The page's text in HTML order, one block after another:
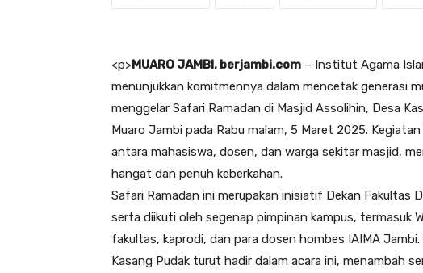
<p>MUARO JAMBI, berjambi.com – Institut Agama
menunjukkan komitmennya dalam mencetak generasi
menggelar Safari Ramadan di Masjid Assolihin, Desa
Muaro Jambi pada Rabu malam, 5 Maret 2025.
antara mahasiswa, dosen, dan warga sekitar masjid,
hangat dan penuh keberkahan.
Safari Ramadan ini merupakan inisiatif Dekan Fakultas
serta diikuti oleh segenap pimpinan kampus, termasuk
fakultas, kaprodi, dan para dosen hombes IAIMA
Kasang Pudak turut hadir dalam acara ini, menambah